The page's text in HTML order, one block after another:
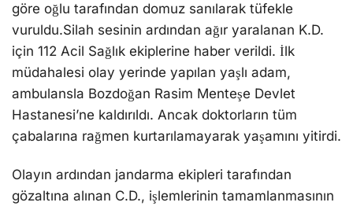
göre oğlu tarafından domuz sanılarak tüfekle
vuruldu.Silah sesinin ardından ağır yaralanan K.D.
için 112 Acil Sağlık ekiplerine haber verildi. İlk
müdahalesi olay yerinde yapılan yaşlı adam,
ambulansla Bozdoğan Rasim Menteşe Devlet
Hastanesi’ne kaldırıldı. Ancak doktorların tüm
çabalarına rağmen kurtarılamayarak yaşamını yitirdi.
Olayın ardından jandarma ekipleri tarafından
gözaltına alınan C.D., işlemlerinin tamamlanmasının